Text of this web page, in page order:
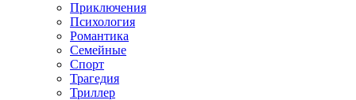
Приключения
Психология
Романтика
Семейные
Спорт
Трагедия
Триллер